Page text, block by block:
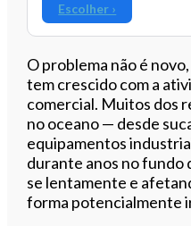
Escolher ›
O problema não é
tem crescido com a
comercial. Muitos dos
no oceano — desde
equipamentos
durante anos no fundo
se lentamente e
forma potencialmente